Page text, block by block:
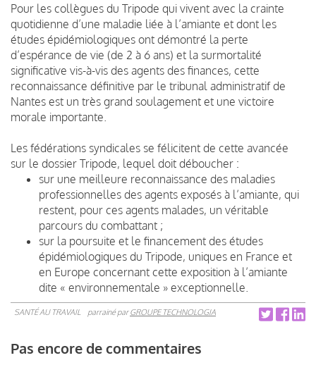
Pour les collègues du Tripode qui vivent avec la crainte
quotidienne d’une maladie liée à l’amiante et dont les
études épidémiologiques ont démontré la perte
d’espérance de vie (de 2 à 6 ans) et la surmortalité
significative vis-à-vis des agents des finances, cette
reconnaissance définitive par le tribunal administratif de
Nantes est un très grand soulagement et une victoire
morale importante.
Les fédérations syndicales se félicitent de cette avancée
sur le dossier Tripode, lequel doit déboucher :
sur une meilleure reconnaissance des maladies
professionnelles des agents exposés à l’amiante, qui
restent, pour ces agents malades, un véritable
parcours du combattant ;
sur la poursuite et le financement des études
épidémiologiques du Tripode, uniques en France et
en Europe concernant cette exposition à l’amiante
dite « environnementale » exceptionnelle.
SANTÉ AU TRAVAIL parrainé parGROUPE TECHNOLOGIA
Pas encore de commentaires